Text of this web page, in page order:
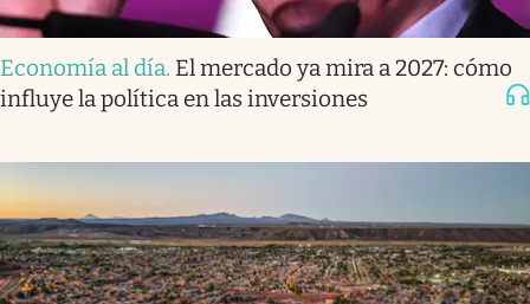
Economía al día. El mercado ya mira a 2027: cómo
influye la política en las inversiones